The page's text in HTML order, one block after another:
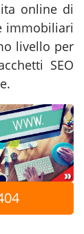
online di
immobiliari
livello per
SEO